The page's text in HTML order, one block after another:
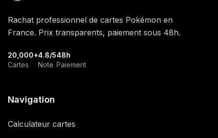
Rachat professionnel de cartes Pokémon en
France. Prix transparents, paiement sous 48h.
20,000+
Cartes
4.8/5
Note
48h
Paiement
Navigation
Calculateur cartes